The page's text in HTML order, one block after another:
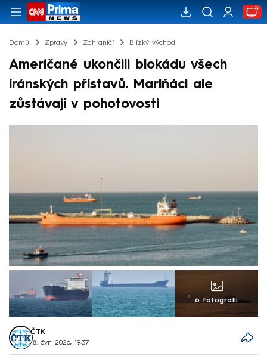
Domů Zprávy Zahraničí Blízký východ
Američané ukončili blokádu všech
íránských přístavů. Mariňáci ale
zůstávají v pohotovosti
6 fotografií
ČTK
18. čvn 2026, 19:37